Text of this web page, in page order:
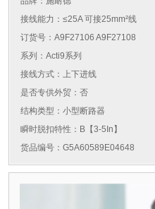
接线能力：≤25A 可接25mm²线
订货号：A9F27106 A9F27108
系列：Acti9系列
接线方式：上下进线
是否专供外贸：否
结构类型：小型断路器
瞬时脱扣特性：B【3-5In】
货品编号：G5A60589E04648